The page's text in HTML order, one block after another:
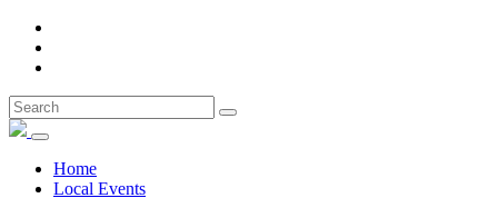
Home
Local Events